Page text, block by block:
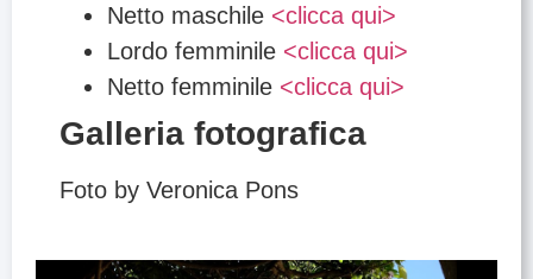
Netto maschile <clicca qui>
Lordo femminile <clicca qui>
Netto femminile <clicca qui>
Galleria fotografica
Foto by Veronica Pons